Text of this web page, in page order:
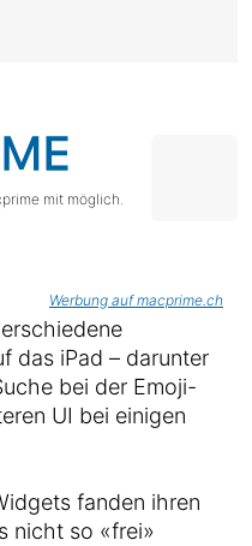
mit möglich.
Werbung auf macprime.ch
das iPad – darunter
bei der Emoji-
UI bei einigen
fanden ihren
nicht so «frei»